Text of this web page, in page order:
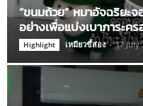
“ขนมถ้วย” หมาอัจฉริยะ
อย่างเพื่อแบ่งเบาภาระค
Highlight เหมียวขี้ส่อง - 17 July